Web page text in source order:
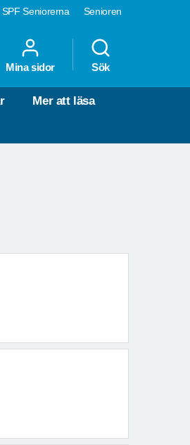
SPF Seniorerna Senioren
Mina sidor Sök
Mer att läsa